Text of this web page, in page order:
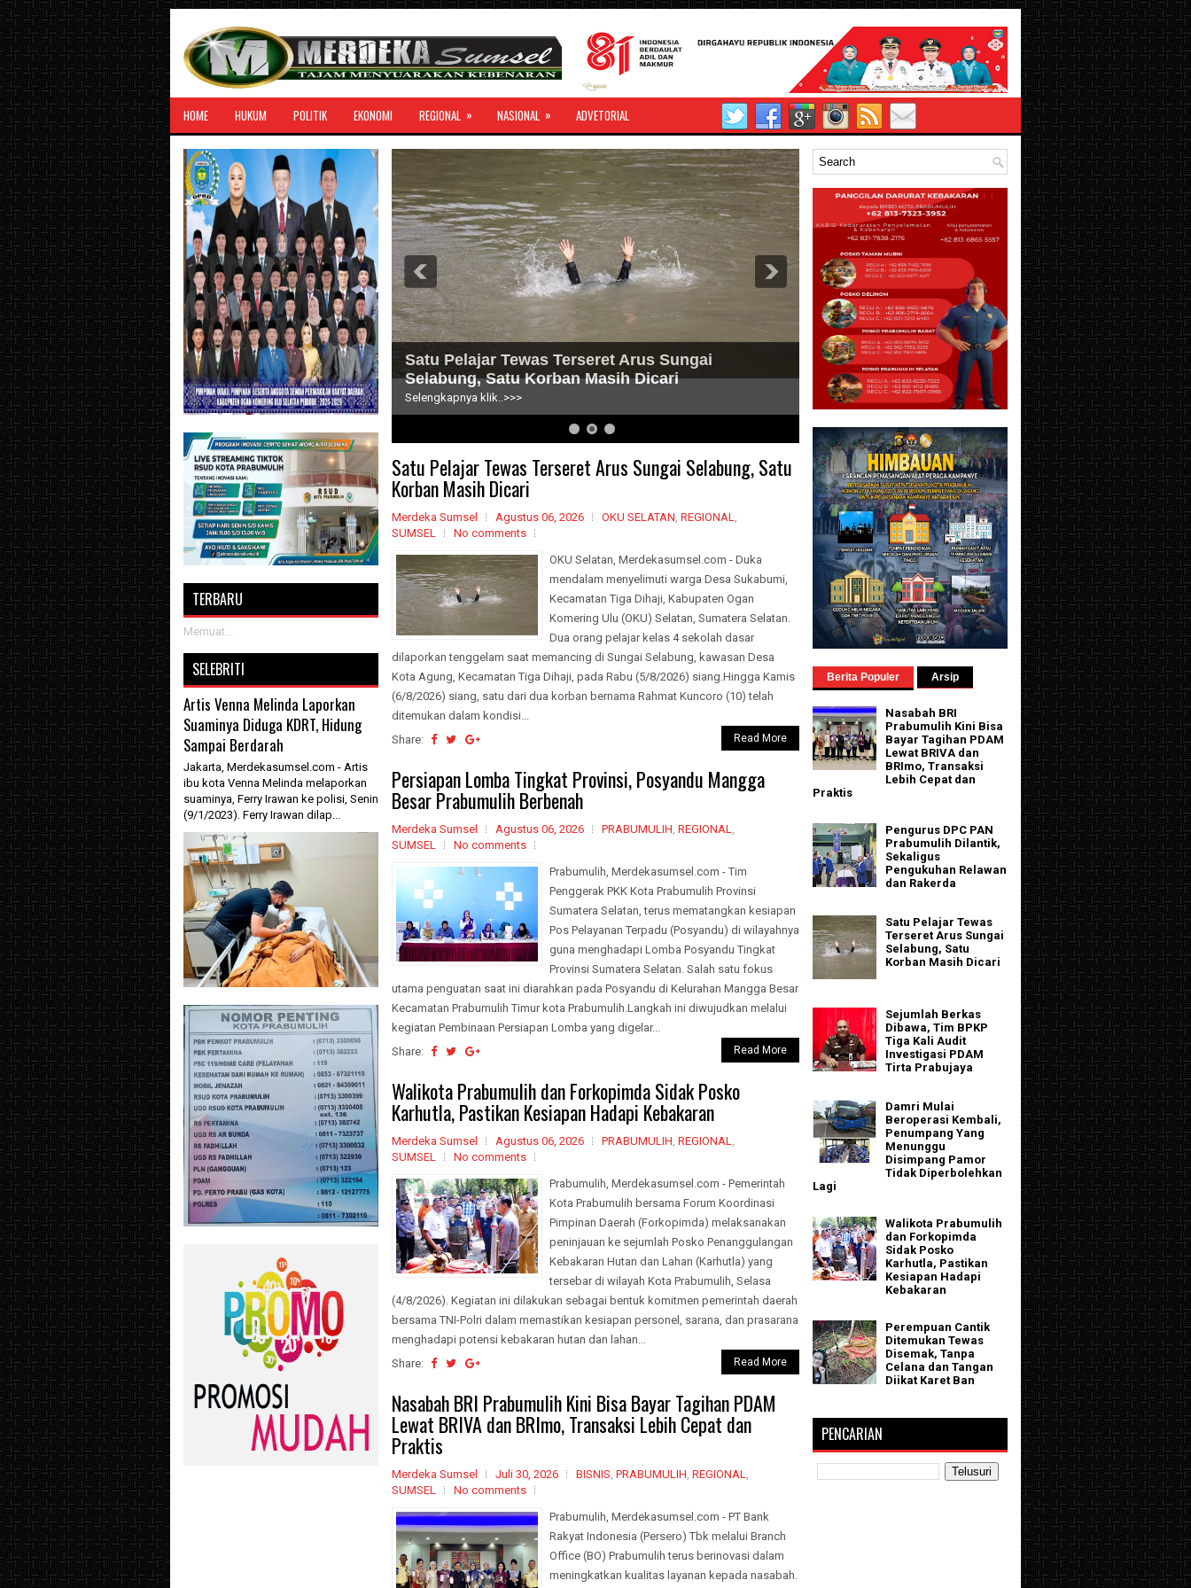
HOME HUKUM POLITIK EKONOMI REGIONAL » NASIONAL » ADVETORIAL
Satu Pelajar Tewas Terseret Arus Sungai
Selabung, Satu Korban Masih Dicari
Selengkapnya klik..>>>
1 2 3
Satu Pelajar Tewas Terseret Arus Sungai Selabung, Satu
Korban Masih Dicari
Merdeka Sumsel Agustus 06, 2026 OKU SELATAN, REGIONAL,
SUMSEL
No comments
OKU Selatan, Merdekasumsel.com - Duka
mendalam menyelimuti warga Desa Sukabumi,
Kecamatan Tiga Dihaji, Kabupaten Ogan
Komering Ulu (OKU) Selatan, Sumatera Selatan.
Dua orang pelajar kelas 4 sekolah dasar
dilaporkan tenggelam saat memancing di Sungai Selabung, kawasan Desa
Kota Agung, Kecamatan Tiga Dihaji, pada Rabu (5/8/2026) siang.Hingga Kamis
(6/8/2026) siang, satu dari dua korban bernama Rahmat Kuncoro (10) telah
ditemukan dalam kondisi...
Share:
Read More
Persiapan Lomba Tingkat Provinsi, Posyandu Mangga
Besar Prabumulih Berbenah
Merdeka Sumsel Agustus 06, 2026 PRABUMULIH, REGIONAL,
SUMSEL
No comments
Prabumulih, Merdekasumsel.com - Tim
Penggerak PKK Kota Prabumulih Provinsi
Sumatera Selatan, terus mematangkan kesiapan
Pos Pelayanan Terpadu (Posyandu) di wilayahnya
guna menghadapi Lomba Posyandu Tingkat
Provinsi Sumatera Selatan. Salah satu fokus
utama penguatan saat ini diarahkan pada Posyandu di Kelurahan Mangga Besar
Kecamatan Prabumulih Timur kota Prabumulih.Langkah ini diwujudkan melalui
kegiatan Pembinaan Persiapan Lomba yang digelar...
Share:
Read More
Walikota Prabumulih dan Forkopimda Sidak Posko
Karhutla, Pastikan Kesiapan Hadapi Kebakaran
Merdeka Sumsel Agustus 06, 2026 PRABUMULIH, REGIONAL,
SUMSEL
No comments
Prabumulih, Merdekasumsel.com - Pemerintah
Kota Prabumulih bersama Forum Koordinasi
Pimpinan Daerah (Forkopimda) melaksanakan
peninjauan ke sejumlah Posko Penanggulangan
Kebakaran Hutan dan Lahan (Karhutla) yang
tersebar di wilayah Kota Prabumulih, Selasa
(4/8/2026). Kegiatan ini dilakukan sebagai bentuk komitmen pemerintah daerah
bersama TNI-Polri dalam memastikan kesiapan personel, sarana, dan prasarana
menghadapi potensi kebakaran hutan dan lahan...
Share:
Read More
Nasabah BRI Prabumulih Kini Bisa Bayar Tagihan PDAM
Lewat BRIVA dan BRImo, Transaksi Lebih Cepat dan
Praktis
Merdeka Sumsel Juli 30, 2026 BISNIS, PRABUMULIH, REGIONAL,
SUMSEL
No comments
Prabumulih, Merdekasumsel.com - PT Bank
Rakyat Indonesia (Persero) Tbk melalui Branch
Office (BO) Prabumulih terus berinovasi dalam
meningkatkan kualitas layanan kepada nasabah.
TERBARU
Memuat...
SELEBRITI
Artis Venna Melinda Laporkan
Suaminya Diduga KDRT, Hidung
Sampai Berdarah
Jakarta, Merdekasumsel.com - Artis
ibu kota Venna Melinda melaporkan
suaminya, Ferry Irawan ke polisi, Senin
(9/1/2023). Ferry Irawan dilap...
Berita Populer Arsip
Nasabah BRI
Prabumulih Kini Bisa
Bayar Tagihan PDAM
Lewat BRIVA dan
BRImo, Transaksi
Lebih Cepat dan
Praktis
Pengurus DPC PAN
Prabumulih Dilantik,
Sekaligus
Pengukuhan Relawan
dan Rakerda
Satu Pelajar Tewas
Terseret Arus Sungai
Selabung, Satu
Korban Masih Dicari
Sejumlah Berkas
Dibawa, Tim BPKP
Tiga Kali Audit
Investigasi PDAM
Tirta Prabujaya
Damri Mulai
Beroperasi Kembali,
Penumpang Yang
Menunggu
Disimpang Pamor
Tidak Diperbolehkan
Lagi
Walikota Prabumulih
dan Forkopimda
Sidak Posko
Karhutla, Pastikan
Kesiapan Hadapi
Kebakaran
Perempuan Cantik
Ditemukan Tewas
Disemak, Tanpa
Celana dan Tangan
Diikat Karet Ban
PENCARIAN